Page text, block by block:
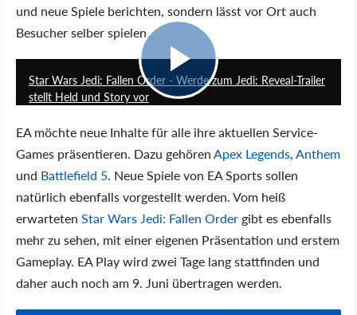
und neue Spiele berichten, sondern lässt vor Ort auch
Besucher selber spielen.
Star Wars Jedi: Fallen Order - Werde zum Jedi: Reveal-Trailer
stellt Held und Story vor
EA möchte neue Inhalte für alle ihre aktuellen Service-
Games präsentieren. Dazu gehörenApex Legends,Anthem
und Battlefield 5. Neue Spiele von EA Sports sollen
natürlich ebenfalls vorgestellt werden. Vom heiß
erwarteten Star Wars Jedi: Fallen Order gibt es ebenfalls
mehr zu sehen, mit einer eigenen Präsentation und erstem
Gameplay. EA Play wird zwei Tage lang stattfinden und
daher auch noch am 9. Juni übertragen werden.